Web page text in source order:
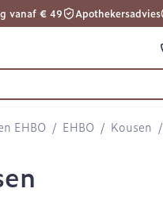
vanaf € 49 Apothekersadvies
EHBO / EHBO / Kousen /